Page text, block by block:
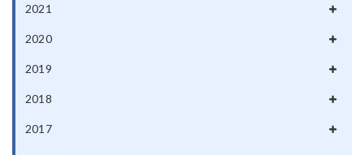
2021
2020
2019
2018
2017